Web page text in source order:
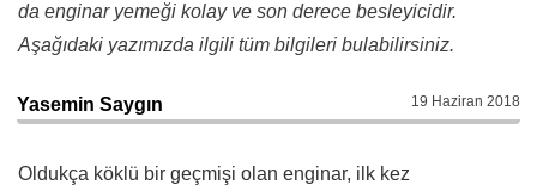
da enginar yemeği kolay ve son derece besleyicidir.
Aşağıdaki yazımızda ilgili tüm bilgileri bulabilirsiniz.
Yasemin Saygın 19 Haziran 2018
Oldukça köklü bir geçmişi olan enginar, ilk kez